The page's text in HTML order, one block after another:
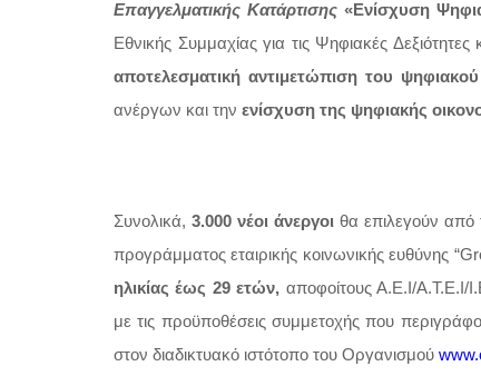
Επαγγελματικής Κατάρτισης «Ενίσχυση
Εθνικής Συμμαχίας για τις Ψηφιακές
αποτελεσματική αντιμετώπιση του
ανέργων και την ενίσχυση της ψηφιακής
Συνολικά, 3.000 νέοι άνεργοι θα επιλεγούν από
προγράμματος εταιρικής κοινωνικής ευθύνης
ηλικίας έως 29 ετών, αποφοίτους Α.Ε.Ι/
με τις προϋποθέσεις συμμετοχής που
στον διαδικτυακό ιστότοπο του Οργανισμού